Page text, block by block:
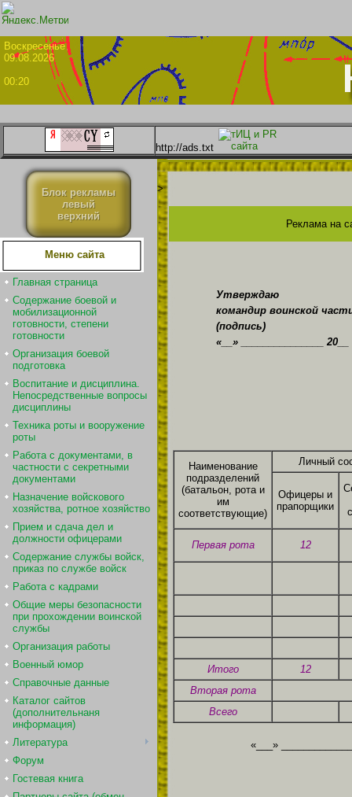
09.08.2026
00:20
http://ads.txt
Блок рекламы
левый
верхний
Меню сайта
Главная страница
Содержание боевой и
мобилизационной
готовности, степени
готовности
Организация боевой
подготовка
Воспитание и дисциплина.
Непосредственные вопросы
дисциплины
Техника роты и вооружение
роты
Работа с документами, в
частности с секретными
документами
Назначение войскового
хозяйства, ротное хозяйство
Прием и сдача дел и
должности офицерами
Содержание службы войск,
приказ по службе войск
Работа с кадрами
Общие меры безопасности
при прохождении воинской
службы
Организация работы
Военный юмор
Справочные данные
Каталог сайтов
(дополнительнаня
информация)
Литература
Форум
Гостевая книга
>
Реклама на
Утверждаю
командир воинской части
(подпись)
«__» _______________ 20__
Наименование
подразделений
(батальон, рота и
им
соответствующие)
Личный
Офицеры и
прапорщики
Первая рота 12
Итого
12
Вторая рота
Всего
«___»